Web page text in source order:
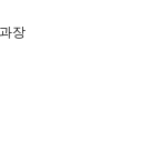
과장